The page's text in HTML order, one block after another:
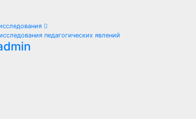
педагогических явлений